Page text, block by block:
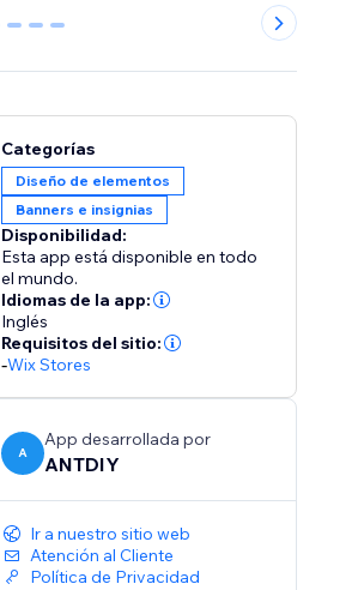
2 3 4
Categorías
Diseño de elementos
Banners e insignias
Disponibilidad:
Esta app está disponible en todo
el mundo.
Idiomas de la app:
Inglés
Requisitos del sitio:
-Wix Stores
A
App desarrollada por
ANTDIY
Ir a nuestro sitio web
Atención al Cliente
Política de Privacidad